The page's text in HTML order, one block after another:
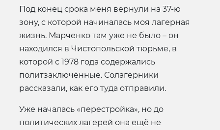
Под конец срока меня вернули на 37-ю
зону, с которой начиналась моя лагерная
жизнь. Марченко там уже не было – он
находился в Чистопольской тюрьме, в
которой с 1978 года содержались
политзаключённые. Солагерники
рассказали, как его туда отправили.
Уже началась «перестройка», но до
политических лагерей она ещё не